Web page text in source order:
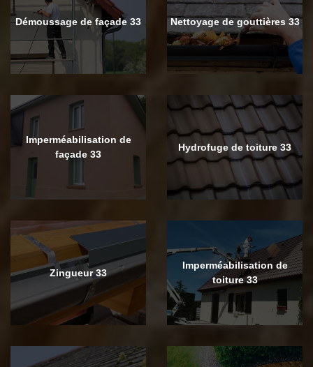
Démoussage de façade 33 Nettoyage de gouttières 33
Imperméabilisation de
façade 33
Hydrofuge de toiture 33
Zingueur 33
Imperméabilisation de
toiture 33